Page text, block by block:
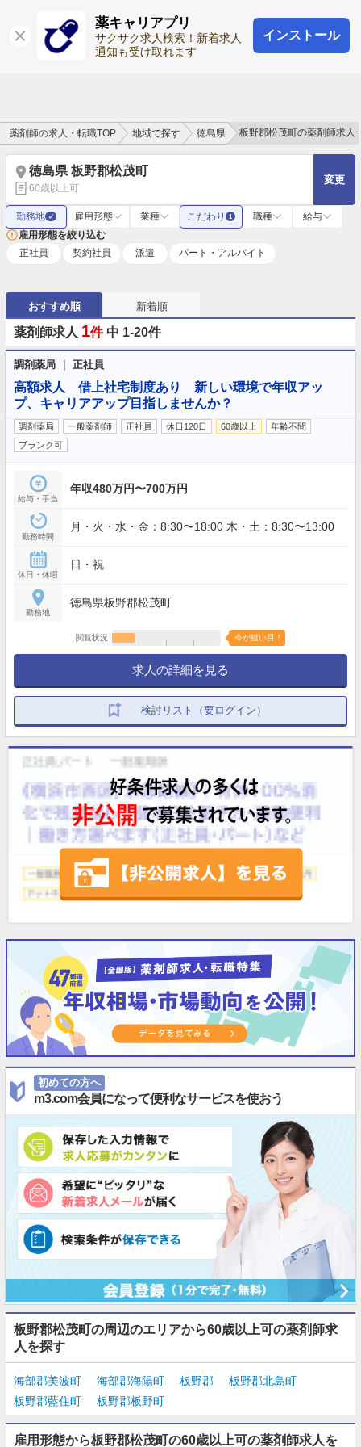
薬キャリアプリ
サクサク求人検索！新着求人
通知も受け取れます
インストール
ログイン 会員登録
薬剤師の求人・転職TOP 地域で探す 徳島県 板野郡松茂町の薬剤師求人
徳島県 板野郡松茂町
60歳以上可
変更
勤務地 ✓ 雇用形態 業種 こだわり 1 職種
給与
雇用形態を絞り込む
正社員
契約社員 派遣 パート・アルバイト
おすすめ順 新着順
薬剤師求人 1件 中 1-20件
調剤薬局 ｜ 正社員
高額求人 借上社宅制度あり 新しい環境で年収アッ
プ、キャリアアップ目指しませんか？
調剤薬局 一般薬剤師 正社員 休日120日 60歳以上
年齢不問
ブランク可
給与・手当
年収480万円〜700万円
勤務時間
月・火・水・金：8:30〜18:00 木・土：8:30〜13:00
休日・休暇
日・祝
勤務地
徳島県板野郡松茂町
閲覧状況 今が狙い目！
求人の詳細を見る
検討リスト（要ログイン）
初めての方へ
m3.com会員になって便利なサービスを使おう
板野郡松茂町の周辺のエリアから60歳以上可の薬剤師求
人を探す
海部郡美波町 海部郡海陽町 板野郡
板野郡北島町
板野郡藍住町
板野郡板野町
雇用形態から板野郡松茂町の60歳以上可の薬剤師求人を